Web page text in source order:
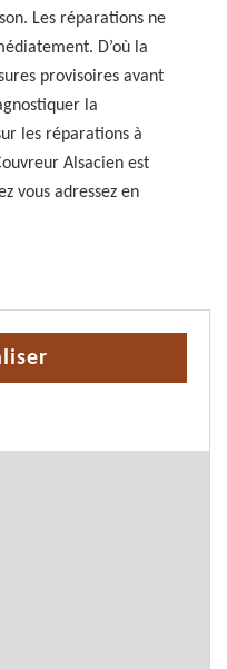
Les réparations ne
D’où la
provisoires avant
la
les réparations à
Alsacien est
vous adressez en